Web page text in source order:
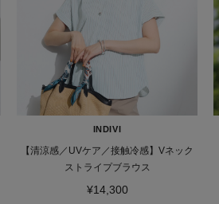
INDIVI
【清涼感／UVケア／接触冷感】Vネック
ストライプブラウス
¥14,300